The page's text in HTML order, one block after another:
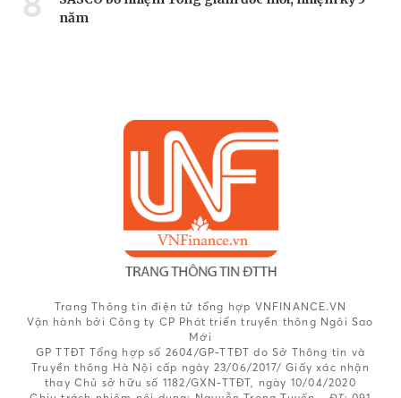
năm
Trang Thông tin điện tử tổng hợp VNFINANCE.VN
Vận hành bởi Công ty CP Phát triển truyền thông Ngôi Sao
Mới
GP TTĐT Tổng hợp số 2604/GP-TTĐT do Sở Thông tin và
Truyền thông Hà Nội cấp ngày 23/06/2017/ Giấy xác nhận
thay Chủ sở hữu số 1182/GXN-TTĐT, ngày 10/04/2020